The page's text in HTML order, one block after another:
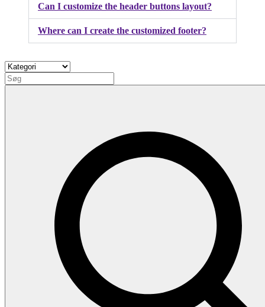
Can I customize the header buttons layout?
Where can I create the customized footer?